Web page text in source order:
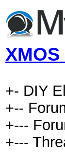
XMOS
+- DIY
+--
+---
+---